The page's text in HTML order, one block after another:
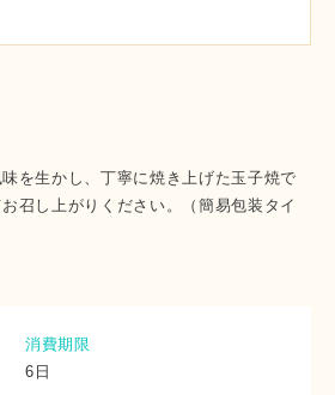
を生かし、丁寧に焼き上げた玉子焼で
召し上がりください。（簡易包装タイ
消費期限
6日